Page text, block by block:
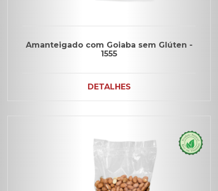
Amanteigado com Goiaba sem Glúten -
1555
DETALHES